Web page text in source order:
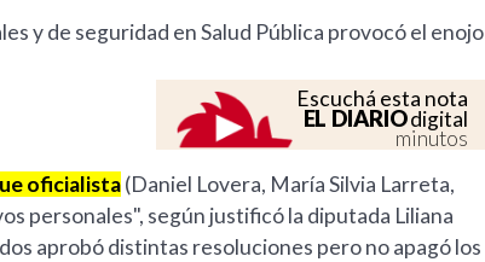
y de seguridad en Salud Pública provocó el enojo
Escuchá esta nota
EL DIARIOdigital
minutos
oficialista(Daniel Lovera, María Silvia Larreta,
personales", según justificó la diputada Liliana
aprobó distintas resoluciones pero no apagó los